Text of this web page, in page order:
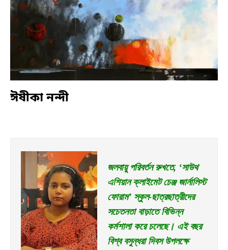
ঈষীকানন্দী
জলবায়ু পরিবর্তন রুখতে, ‘সাউথ
এশিয়ান ক্লাইমেট চেঞ্জ জার্নালিস্ট
ফোরাম’ স্কুল-ছাত্রছাত্রীদের
সচেতনতা বাড়াতে বিভিন্ন
কর্মশালা করে চলেছে। এই বছর
বিশ্ব বসুন্ধরা দিবস উপলক্ষে